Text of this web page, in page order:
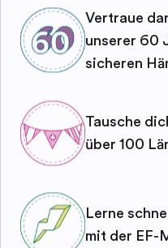
Vertraue
unserer 60
sicheren
Tausche
über 100
Lerne
mit der EF-